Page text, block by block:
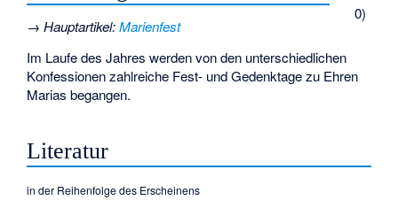
0)
→Hauptartikel:Marienfest
Im Laufe des Jahres werden von den unterschiedlichen
Konfessionen zahlreiche Fest- und Gedenktage zu Ehren
Marias begangen.
Literatur
in der Reihenfolge des Erscheinens